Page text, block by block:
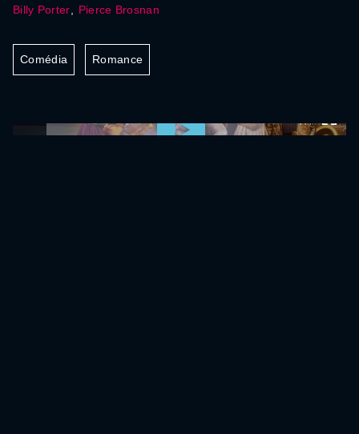
Billy Porter
Pierce Brosnan
Comédia Romance